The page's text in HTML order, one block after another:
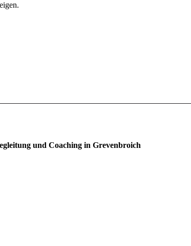
und Coaching in Grevenbroich